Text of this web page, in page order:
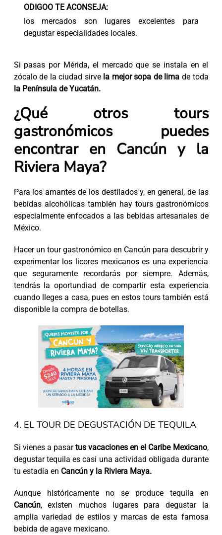
ODIGOO TE ACONSEJA:
los mercados son lugares excelentes para
degustar especialidades locales.
Si pasas por Mérida, el mercado que se instala en el
zócalo de la ciudad sirve la mejor sopa de lima de toda
la Península de Yucatán.
¿Qué otros tours
gastronómicos puedes
encontrar en Cancún y la
Riviera Maya?
Para los amantes de los destilados y, en general, de las
bebidas alcohólicas también hay tours gastronómicos
especialmente enfocados a las bebidas artesanales de
México.
Hacer un tour gastronómico en Cancún para descubrir y
experimentar los licores mexicanos es una experiencia
que seguramente recordarás por siempre. Además,
tendrás la oportundiad de compartir esta experiencia
cuando lleges a casa, pues en estos tours también está
disponible la compra de botellas.
4. EL TOUR DE DEGUSTACIÓN DE TEQUILA
Si vienes a pasartus vacaciones en el Caribe Mexicano,
degustar tequila es casi una actividad obligada durante
tu estadía en Cancún y la Riviera Maya.
Aunque históricamente no se produce tequila en
Cancún, existen muchos lugares para degustar la
amplia variedad de estilos y marcas de esta famosa
bebida de agave mexicano.